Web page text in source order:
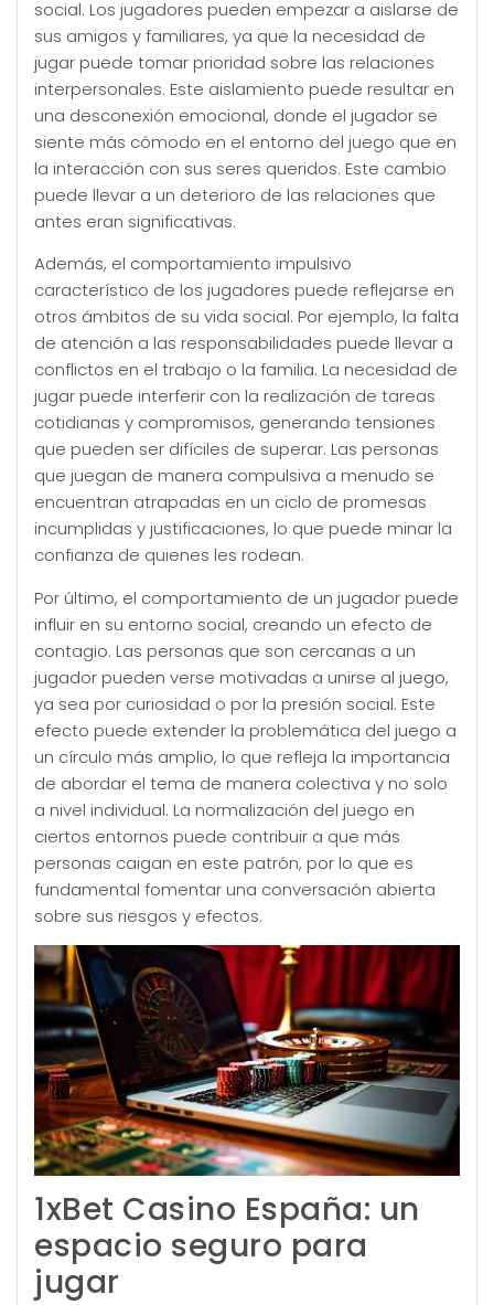
social. Los jugadores pueden empezar a aislarse de
sus amigos y familiares, ya que la necesidad de
jugar puede tomar prioridad sobre las relaciones
interpersonales. Este aislamiento puede resultar en
una desconexión emocional, donde el jugador se
siente más cómodo en el entorno del juego que en
la interacción con sus seres queridos. Este cambio
puede llevar a un deterioro de las relaciones que
antes eran significativas.
Además, el comportamiento impulsivo
característico de los jugadores puede reflejarse en
otros ámbitos de su vida social. Por ejemplo, la falta
de atención a las responsabilidades puede llevar a
conflictos en el trabajo o la familia. La necesidad de
jugar puede interferir con la realización de tareas
cotidianas y compromisos, generando tensiones
que pueden ser difíciles de superar. Las personas
que juegan de manera compulsiva a menudo se
encuentran atrapadas en un ciclo de promesas
incumplidas y justificaciones, lo que puede minar la
confianza de quienes les rodean.
Por último, el comportamiento de un jugador puede
influir en su entorno social, creando un efecto de
contagio. Las personas que son cercanas a un
jugador pueden verse motivadas a unirse al juego,
ya sea por curiosidad o por la presión social. Este
efecto puede extender la problemática del juego a
un círculo más amplio, lo que refleja la importancia
de abordar el tema de manera colectiva y no solo
a nivel individual. La normalización del juego en
ciertos entornos puede contribuir a que más
personas caigan en este patrón, por lo que es
fundamental fomentar una conversación abierta
sobre sus riesgos y efectos.
1xBet Casino España: un
espacio seguro para
jugar